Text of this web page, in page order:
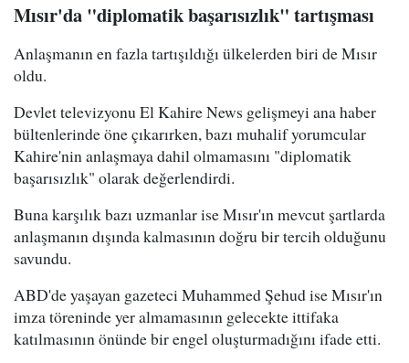
Mısır'da "diplomatik başarısızlık" tartışması
Anlaşmanın en fazla tartışıldığı ülkelerden biri de Mısır
oldu.
Devlet televizyonu El Kahire News gelişmeyi ana haber
bültenlerinde öne çıkarırken, bazı muhalif yorumcular
Kahire'nin anlaşmaya dahil olmamasını "diplomatik
başarısızlık" olarak değerlendirdi.
Buna karşılık bazı uzmanlar ise Mısır'ın mevcut şartlarda
anlaşmanın dışında kalmasının doğru bir tercih olduğunu
savundu.
ABD'de yaşayan gazeteci Muhammed Şehud ise Mısır'ın
imza töreninde yer almamasının gelecekte ittifaka
katılmasının önünde bir engel oluşturmadığını ifade etti.